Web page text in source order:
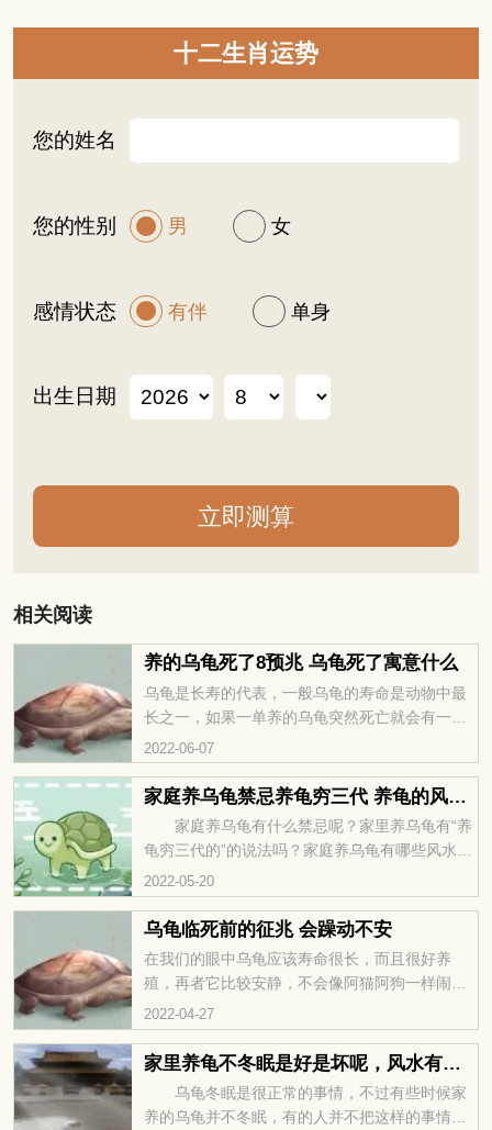
十二生肖运势
您的姓名
您的性别 男 女
感情状态 有伴 单身
出生日期
相关阅读
养的乌龟死了8预兆 乌龟死了寓意什么
乌龟是长寿的代表，一般乌龟的寿命是动物中最
长之一，如果一单养的乌龟突然死亡就会有一定
的预兆，下面我们就跟随这篇养乌龟死了8大预兆
的文章来了解乌龟与家运之间的关系，以及为什
么会有这样的预兆呢？希望对大家有所启迪。
2022-06-07
家庭养乌龟禁忌养龟穷三代 养龟的风水讲究
家庭养乌龟有什么禁忌呢？家里养乌龟有“养
龟穷三代的”的说法吗？家庭养乌龟有哪些风水讲
究呢？这些风水讲究具备哪些独特性呢？在下面
文章里，我们可以一一找到相应的答案，已经这
些说法和讲究的来源以及出处，希望大家能喜
2022-05-20
乌龟临死前的征兆 会躁动不安
在我们的眼中乌龟应该寿命很长，而且很好养
殖，再者它比较安静，不会像阿猫阿狗一样闹
腾，也不会打扰到我们生活，更不会占用太多空
间。其次乌龟寓意也很好，所以很多人都喜欢在
家中养乌龟。但是乌龟有些前兆是表示要死亡，
2022-04-27
家里养龟不冬眠是好是坏呢，风水有影响吗
乌龟冬眠是很正常的事情，不过有些时候家
养的乌龟并不冬眠，有的人并不把这样的事情放